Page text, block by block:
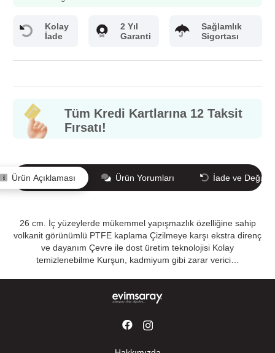
Kolay
İade
2 Yıl
Garanti
Sağlamlık
Sigortası
Tüm Kredi Kartlarına 12 Taksit
Fırsatı!
Ürün Açıklaması Ürün Yorumları İade ve Değişim
26 cm. İç yüzeylerde mükemmel yapışmazlık özelliğine sahip
volkanit görünümlü PTFE kaplama Çizilmeye karşı ekstra direnç
ve dayanım Çevre ile dost üretim teknolojisi Kolay
temizlenebilme Kurşun, kadmiyum gibi zarar verici…